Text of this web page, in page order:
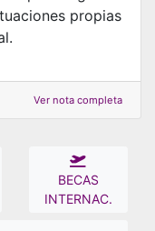
propias
Ver nota completa
BECAS
INTERNAC.